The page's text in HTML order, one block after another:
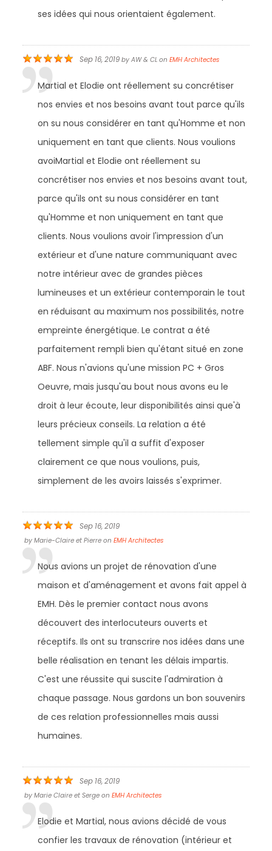
ses idées qui nous orientaient également.
Sep 16, 2019by AW & CLon EMH Architectes
Martial et Elodie ont réellement su concrétiser
nos envies et nos besoins avant tout parce qu'ils
on su nous considérer en tant qu'Homme et non
uniquement en tant que clients. Nous voulions
avoiMartial et Elodie ont réellement su
concrétiser nos envies et nos besoins avant tout,
parce qu'ils ont su nous considérer en tant
qu'Homme et non uniquement en tant que
clients. Nous voulions avoir l'impression d'un
extérieur et d'une nature communiquant avec
notre intérieur avec de grandes pièces
lumineuses et un extérieur contemporain le tout
en réduisant au maximum nos possibilités, notre
empreinte énergétique. Le contrat a été
parfaitement rempli bien qu'étant situé en zone
ABF. Nous n'avions qu'une mission PC + Gros
Oeuvre, mais jusqu'au bout nous avons eu le
droit à leur écoute, leur disponibilités ainsi que'à
leurs précieux conseils. La relation a été
tellement simple qu'il a suffit d'exposer
clairement ce que nous voulions, puis,
simplement de les avoirs laissés s'exprimer.
Sep 16, 2019
by Marie-Claire et Pierreon EMH Architectes
Nous avions un projet de rénovation d'une
maison et d'aménagement et avons fait appel à
EMH. Dès le premier contact nous avons
découvert des interlocuteurs ouverts et
réceptifs. Ils ont su transcrire nos idées dans une
belle réalisation en tenant les délais impartis.
C'est une réussite qui suscite l'admiration à
chaque passage. Nous gardons un bon souvenirs
de ces relation professionnelles mais aussi
humaines.
Sep 16, 2019
by Marie Claire et Sergeon EMH Architectes
Elodie et Martial, nous avions décidé de vous
confier les travaux de rénovation (intérieur et